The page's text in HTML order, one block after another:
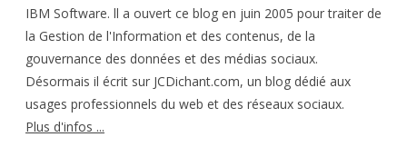
IBM Software. ll a ouvert ce blog en juin 2005 pour traiter de
la Gestion de l'Information et des contenus, de la
gouvernance des données et des médias sociaux.
Désormais il écrit sur JCDichant.com, un blog dédié aux
usages professionnels du web et des réseaux sociaux.
Plus d'infos ...